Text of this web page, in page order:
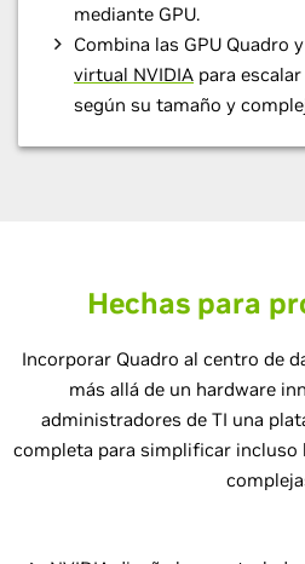
mediante GPU.
Combina las GPU Quadro y
virtual NVIDIA para
según su tamaño y
Hechas para
Incorporar Quadro al centro de
más allá de un hardware
administradores de TI una
completa para simplificar incluso